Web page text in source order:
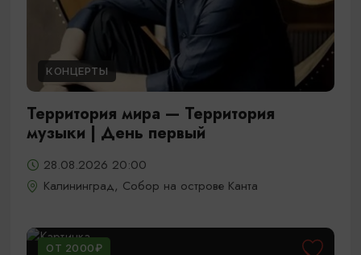
КОНЦЕРТЫ
Территория мира — Территория
музыки | День первый
28.08.2026 20:00
Калининград, Собор на острове Канта
ОТ 2000₽